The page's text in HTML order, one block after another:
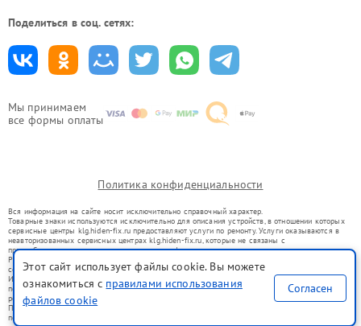
Мы принимаем
все формы оплаты
Поделиться в соц. сетях:
Политика конфиденциальности
Вся информация на сайте носит исключительно справочный характер.
Товарные знаки используются исключительно для описания устройств, в отношении которых
сервисные центры klg.hiden-fix.ru предоставляют услуги по ремонту. Услуги оказываются в
неавторизованных сервисных центрах klg.hiden-fix.ru, которые не связаны с
правообладателями товарных знаков или их официальными представителями.
Ремонт осуществляется для устройств, уже введенных в гражданский оборот в соответствии
со статьей 1487 ГК РФ.
Использование товарных знаков не преследует цели индивидуализации услуг или введения
потребителей в заблуждение, а служит для информирования о предоставляемых услугах по
ремонту техники указанных брендов.
Представленная на сайте информация не является публичной офертой, определяемой
положениями Статьи 437(2) Гражданского кодекса РФ
Этот сайт использует файлы cookie. Вы можете
ознакомиться с правилами использования
файлов cookie
Согласен